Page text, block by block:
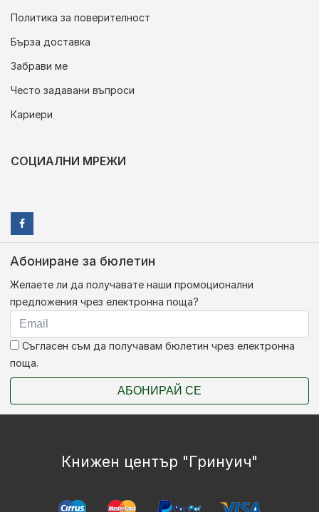
Политика за поверителност
Бърза доставка
Забрави ме
Често задавани въпроси
Кариери
СОЦИАЛНИ МРЕЖИ
Абониране за бюлетин
Желаете ли да получавате наши промоционални
предложения чрез електронна поща?
Съгласен съм да получавам бюлетин чрез електронна
поща.
АБОНИРАЙ СЕ
Книжен център "Гринуич"